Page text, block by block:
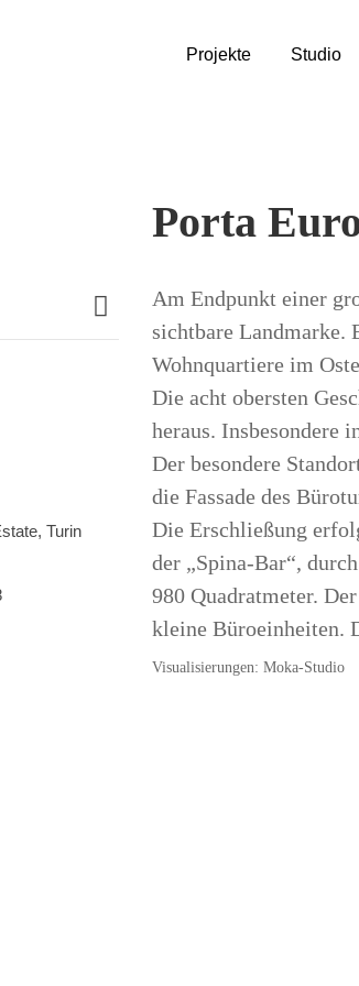
Projekte Studio
Porta
Turin
Am Endpunkt einer
sichtbare Landmarke.
Wohnquartiere im
Die acht obersten
heraus. Insbesondere
Der besondere
die Fassade des
Die Erschließung
der „Spina-Bar“,
980 Quadratmeter.
kleine Büroeinheiten.
Visualisierungen: Moka-Studio